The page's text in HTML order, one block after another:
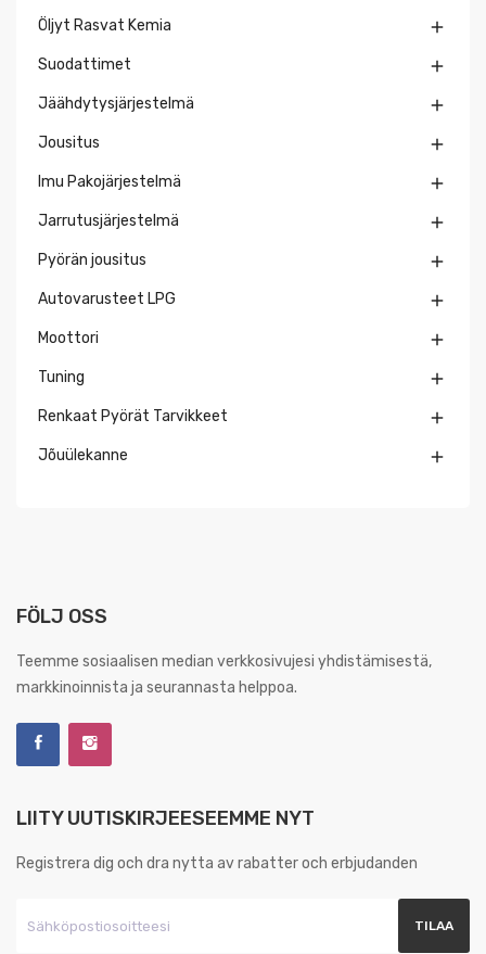
Öljyt Rasvat Kemia 
Suodattimet 
Jäähdytysjärjestelmä 
Jousitus 
Imu Pakojärjestelmä 
Jarrutusjärjestelmä 
Pyörän jousitus 
Autovarusteet LPG 
Moottori 
Tuning 
Renkaat Pyörät Tarvikkeet 
Jõuülekanne 
FÖLJ OSS
Teemme sosiaalisen median verkkosivujesi yhdistämisestä,
markkinoinnista ja seurannasta helppoa.
LIITY UUTISKIRJEESEEMME NYT
Registrera dig och dra nytta av rabatter och erbjudanden